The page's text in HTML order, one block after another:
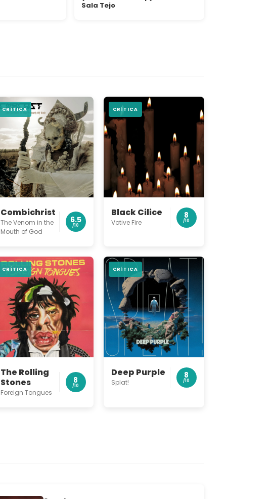
Sala Tejo
CRÍTICA
Combichrist
The Venom in the
Mouth of God
6.5
/10
CRÍTICA
Black Cilice
Votive Fire
8
/10
CRÍTICA
The Rolling
Stones
Foreign Tongues
8
/10
CRÍTICA
Deep Purple
Splat!
8
/10